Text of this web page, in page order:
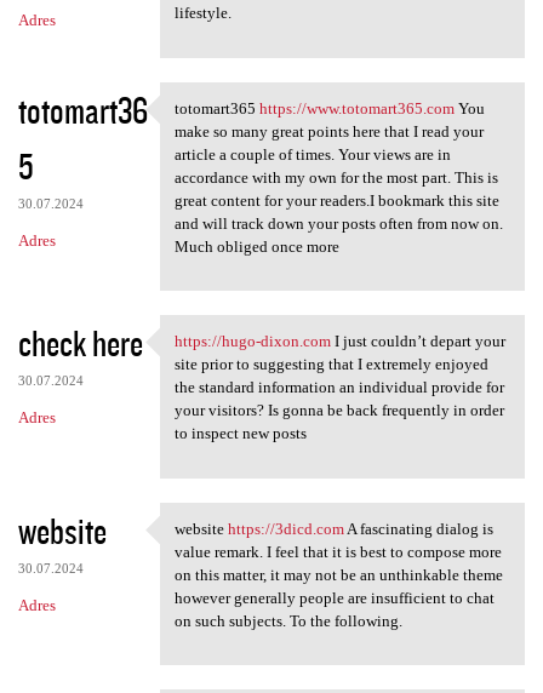
Adres
lifestyle.
totomart36
5
30.07.2024
Adres
totomart365 https://www
totomart365 https://www.totomart365.comYou
make so many great points here that I read your
article a couple of times. Your views are in
accordance with my own for the most part. This is
great content for your readers.I bookmark this site
and will track down your posts often from now on.
Much obliged once more
check here
30.07.2024
Adres
https://hugo-dixon.com I just
https://hugo-dixon.comI just couldn’t depart your
site prior to suggesting that I extremely enjoyed
the standard information an individual provide for
your visitors? Is gonna be back frequently in order
to inspect new posts
website
30.07.2024
Adres
website https://3dicd.com A
website https://3dicd.comA fascinating dialog is
value remark. I feel that it is best to compose more
on this matter, it may not be an unthinkable theme
however generally people are insufficient to chat
on such subjects. To the following.